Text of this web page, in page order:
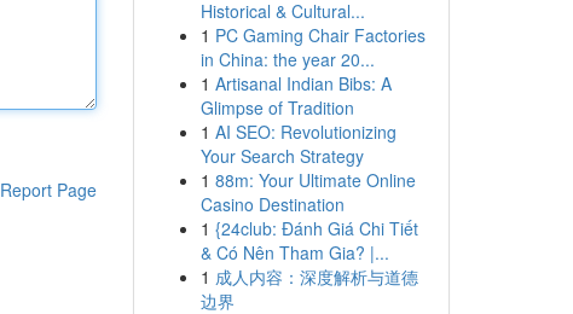
Report Page
Historical & Cultural...
1 PC Gaming Chair Factories
in China: the year 20...
1 Artisanal Indian Bibs: A
Glimpse of Tradition
1 AI SEO: Revolutionizing
Your Search Strategy
1 88m: Your Ultimate Online
Casino Destination
1 {24club: Đánh Giá Chi Tiết
& Có Nên Tham Gia? |...
1 成人内容：深度解析与道德
边界